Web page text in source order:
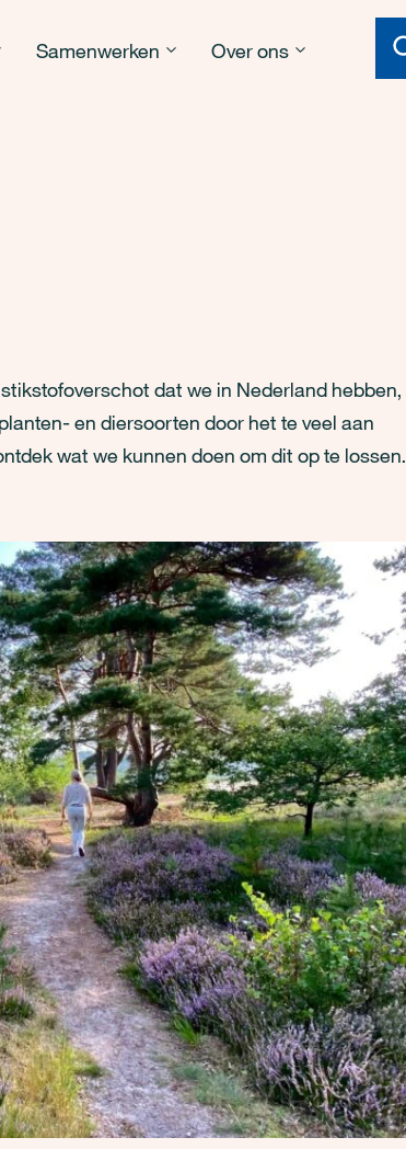
Samenwerken Over ons
dat we in Nederland hebben,
en diersoorten door het te veel aan
wat we kunnen doen om dit op te lossen.